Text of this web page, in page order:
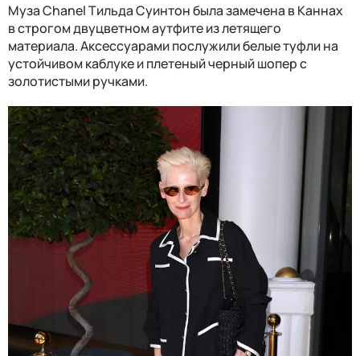
Муза Chanel Тильда Суинтон была замечена в Каннах
в строгом двуцветном аутфите из летящего
материала. Аксессуарами послужили белые туфли на
устойчивом каблуке и плетеный черный шопер с
золотистыми ручками.